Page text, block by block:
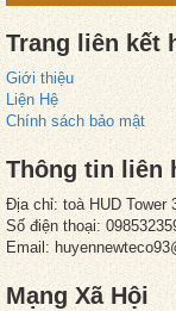
Trang liên kết
Giới thiệu
Liện Hệ
Chính sách bảo mật
Thông tin liên
Địa chỉ: toà HUD Tower
Số điện thoại:
Email:
Mạng Xã Hội